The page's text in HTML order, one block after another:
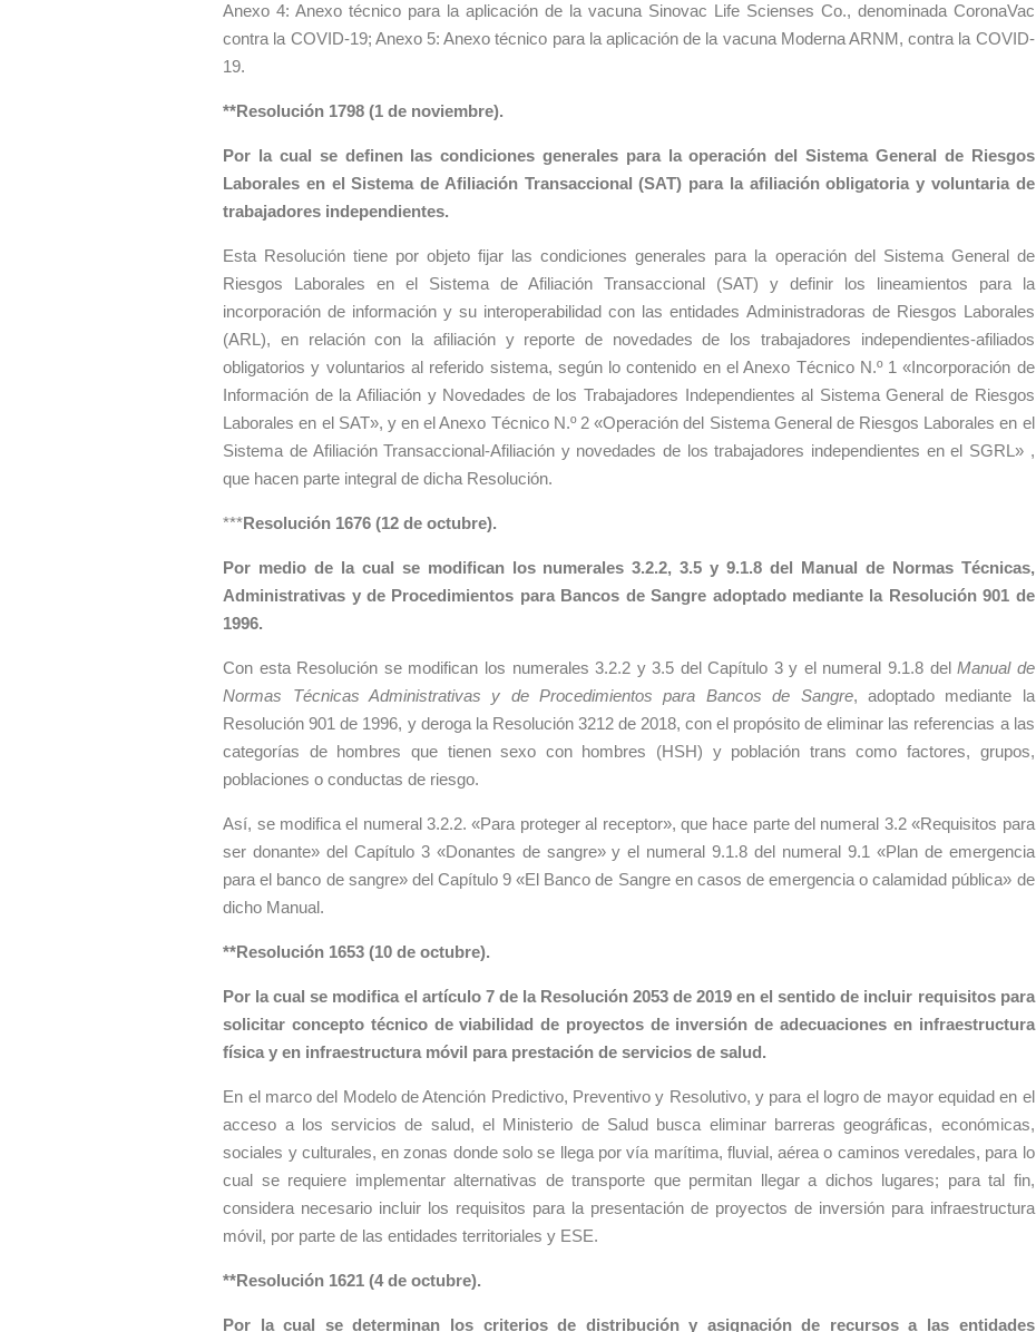
Anexo 4: Anexo técnico para la aplicación de la vacuna Sinovac Life Scienses Co., denominada CoronaVac
contra la COVID-19; Anexo 5: Anexo técnico para la aplicación de la vacuna Moderna ARNM, contra la COVID-
19.
**Resolución 1798 (1 de noviembre).
Por la cual se definen las condiciones generales para la operación del Sistema General de Riesgos
Laborales en el Sistema de Afiliación Transaccional (SAT) para la afiliación obligatoria y voluntaria de
trabajadores independientes.
Esta Resolución tiene por objeto fijar las condiciones generales para la operación del Sistema General de
Riesgos Laborales en el Sistema de Afiliación Transaccional (SAT) y definir los lineamientos para la
incorporación de información y su interoperabilidad con las entidades Administradoras de Riesgos Laborales
(ARL), en relación con la afiliación y reporte de novedades de los trabajadores independientes-afiliados
obligatorios y voluntarios al referido sistema, según lo contenido en el Anexo Técnico N.º 1 «Incorporación de
Información de la Afiliación y Novedades de los Trabajadores Independientes al Sistema General de Riesgos
Laborales en el SAT», y en el Anexo Técnico N.º 2 «Operación del Sistema General de Riesgos Laborales en el
Sistema de Afiliación Transaccional-Afiliación y novedades de los trabajadores independientes en el SGRL» ,
que hacen parte integral de dicha Resolución.
***Resolución 1676 (12 de octubre).
Por medio de la cual se modifican los numerales 3.2.2, 3.5 y 9.1.8 del Manual de Normas Técnicas,
Administrativas y de Procedimientos para Bancos de Sangre adoptado mediante la Resolución 901 de
1996.
Con esta Resolución se modifican los numerales 3.2.2 y 3.5 del Capítulo 3 y el numeral 9.1.8 delManual de
Normas Técnicas Administrativas y de Procedimientos para Bancos de Sangre, adoptado mediante la
Resolución 901 de 1996, y deroga la Resolución 3212 de 2018, con el propósito de eliminar las referencias a las
categorías de hombres que tienen sexo con hombres (HSH) y población trans como factores, grupos,
poblaciones o conductas de riesgo.
Así, se modifica el numeral 3.2.2. «Para proteger al receptor», que hace parte del numeral 3.2 «Requisitos para
ser donante» del Capítulo 3 «Donantes de sangre» y el numeral 9.1.8 del numeral 9.1 «Plan de emergencia
para el banco de sangre» del Capítulo 9 «El Banco de Sangre en casos de emergencia o calamidad pública» de
dicho Manual.
**Resolución 1653 (10 de octubre).
Por la cual se modifica el artículo 7 de la Resolución 2053 de 2019 en el sentido de incluir requisitos para
solicitar concepto técnico de viabilidad de proyectos de inversión de adecuaciones en infraestructura
física y en infraestructura móvil para prestación de servicios de salud.
En el marco del Modelo de Atención Predictivo, Preventivo y Resolutivo, y para el logro de mayor equidad en el
acceso a los servicios de salud, el Ministerio de Salud busca eliminar barreras geográficas, económicas,
sociales y culturales, en zonas donde solo se llega por vía marítima, fluvial, aérea o caminos veredales, para lo
cual se requiere implementar alternativas de transporte que permitan llegar a dichos lugares; para tal fin,
considera necesario incluir los requisitos para la presentación de proyectos de inversión para infraestructura
móvil, por parte de las entidades territoriales y ESE.
**Resolución 1621 (4 de octubre).
Por la cual se determinan los criterios de distribución y asignación de recursos a las entidades